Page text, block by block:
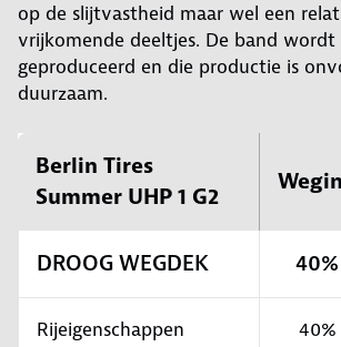
op de slijtvastheid maar wel een
vrijkomende deeltjes. De band wordt
geproduceerd en die productie is
duurzaam.
Berlin Tires
Summer UHP 1 G2
DROOG WEGDEK 40%
Rijeigenschappen 40%